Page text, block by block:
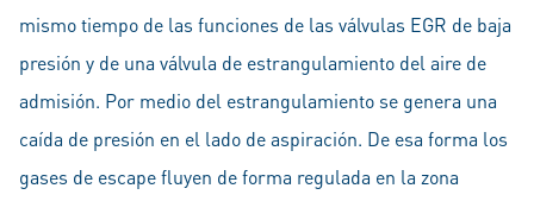
mismo tiempo de las funciones de las válvulas EGR de baja
presión y de una válvula de estrangulamiento del aire de
admisión. Por medio del estrangulamiento se genera una
caída de presión en el lado de aspiración. De esa forma los
gases de escape fluyen de forma regulada en la zona